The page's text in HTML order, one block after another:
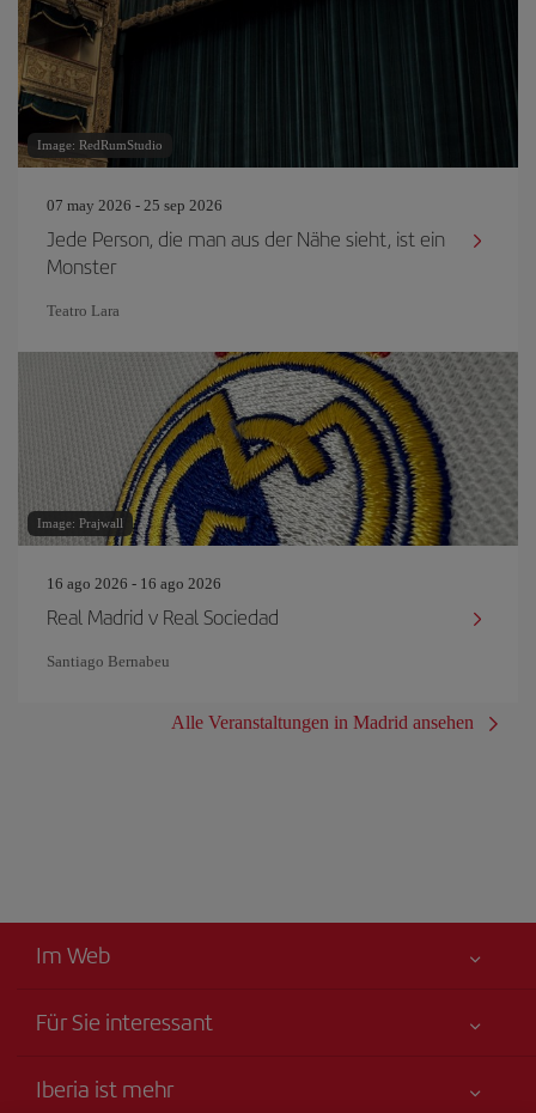
Image: RedRumStudio
07 may 2026 - 25 sep 2026
Jede Person, die man aus der Nähe sieht, ist ein
Monster
Teatro Lara
Image: Prajwall
16 ago 2026 - 16 ago 2026
Real Madrid v Real Sociedad
Santiago Bernabeu
Alle Veranstaltungen in Madrid ansehen
Im Web
Für Sie interessant
Erklärung zur Barrierefreiheit
Iberia ist mehr